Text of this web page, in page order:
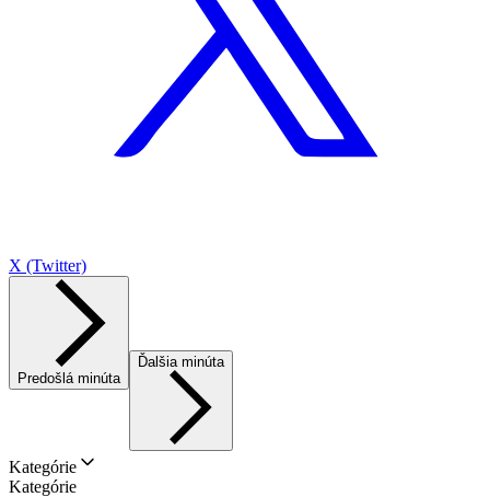
X (Twitter)
Predošlá minúta
Ďalšia minúta
Kategórie
Kategórie